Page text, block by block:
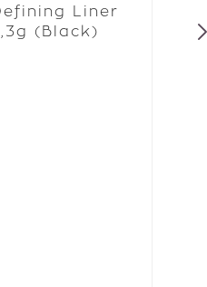
Liner
(Black)